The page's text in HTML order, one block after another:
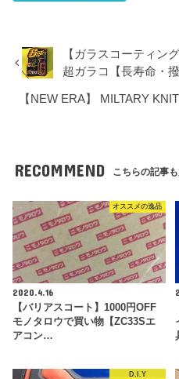
【ガラスコーティン
超ガラコ【長寿命・撥
【NEW ERA】 MILTARY
RECOMMEND こちらの記事も
オススメの逸品
2020.4.16
【バリアスコート】1000円OFF
モノタロウで買い物【ZC33Sエ
アコン…
D.I.Y